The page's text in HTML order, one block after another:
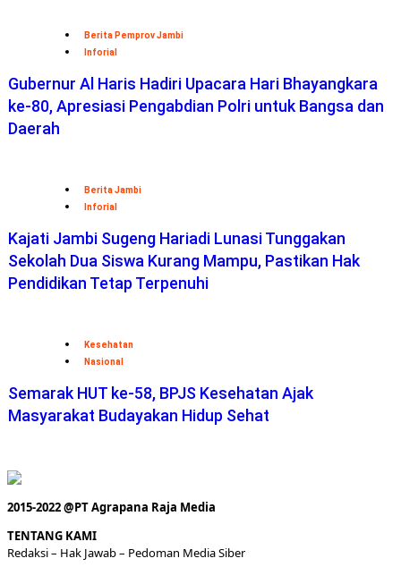
Berita Pemprov Jambi
Inforial
Gubernur Al Haris Hadiri Upacara Hari Bhayangkara
ke-80, Apresiasi Pengabdian Polri untuk Bangsa dan
Daerah
Berita Jambi
Inforial
Kajati Jambi Sugeng Hariadi Lunasi Tunggakan
Sekolah Dua Siswa Kurang Mampu, Pastikan Hak
Pendidikan Tetap Terpenuhi
Kesehatan
Nasional
Semarak HUT ke-58, BPJS Kesehatan Ajak
Masyarakat Budayakan Hidup Sehat
2015-2022 @PT Agrapana Raja Media
TENTANG KAMI
Redaksi– Hak Jawab – Pedoman Media Siber